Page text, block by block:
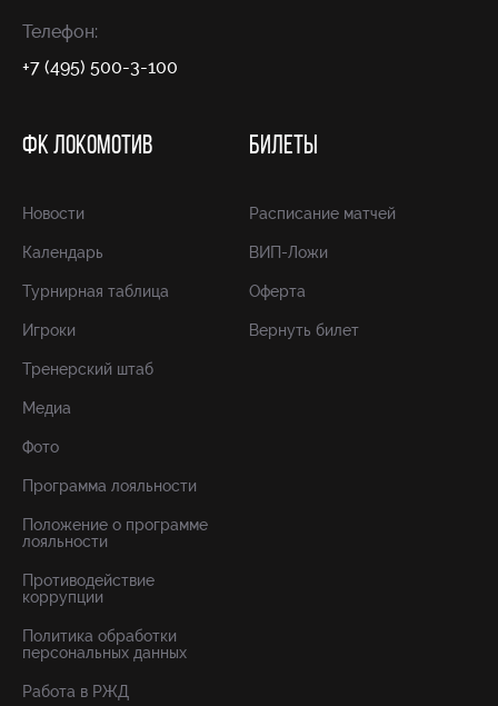
Телефон:
+7 (495) 500-3-100
ФК ЛОКОМОТИВ
Новости
Календарь
Турнирная таблица
Игроки
Тренерский штаб
Медиа
Фото
Программа лояльности
Положение о программе
лояльности
Противодействие
коррупции
Политика обработки
персональных данных
Работа в РЖД
БИЛЕТЫ
Расписание матчей
ВИП-Ложи
Оферта
Вернуть билет